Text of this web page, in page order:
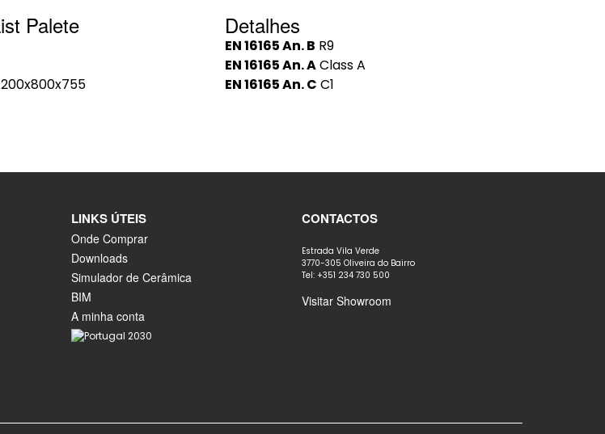
Palete Detalhes
EN 16165 An. B R9
EN 16165 An. AClass A
EN 16165 An. C C1
LINKS ÚTEIS
Onde Comprar
Downloads
Simulador de Cerâmica
BIM
A minha conta
CONTACTOS
Estrada Vila Verde
3770-305 Oliveira do Bairro
Tel: +351 234 730 500
Visitar Showroom